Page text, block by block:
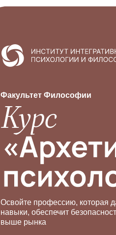
Факультет Философии
Освойте профессию, которая
навыки, обеспечит
выше рынка